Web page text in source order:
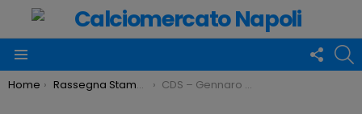
US
You are here:
Home Rassegna Stampa CDS – Gennaro Gattuso alla Fiorentina: tanti dubbi sul futuro del tecnico